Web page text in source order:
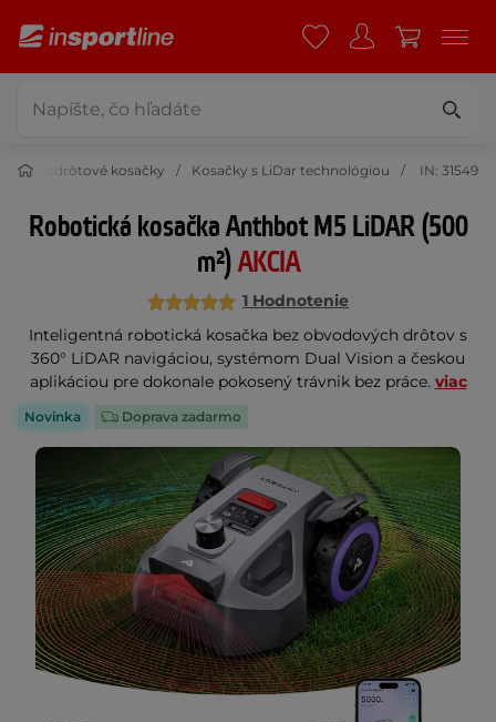
Bezdrôtové kosačky Kosačky s LiDar technológiou IN: 31549
Robotická kosačka Anthbot M5 LiDAR (500
m²)AKCIA
1 Hodnotenie
Inteligentná robotická kosačka bez obvodových drôtov s
360° LiDAR navigáciou, systémom Dual Vision a českou
aplikáciou pre dokonale pokosený trávnik bez práce. viac
Novinka Doprava zadarmo